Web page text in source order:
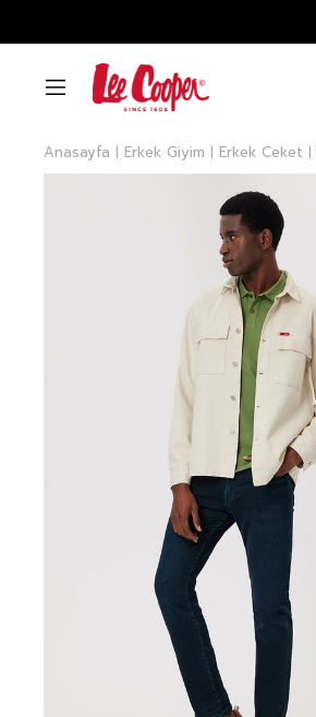
Anasayfa Erkek Giyim Erkek Ceket